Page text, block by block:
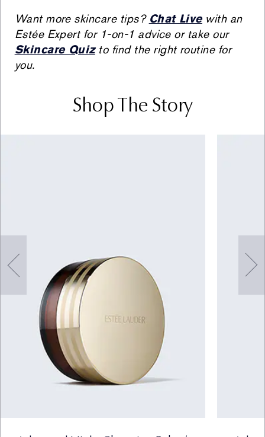
Want more skincare tips? Chat Livewith an
Estée Expert for 1-on-1 advice or take our
Skincare Quizto find the right routine for
you.
Shop The Story
getirilmesi (kimlik, iletişim, müşteri işlem, hukuki işlem
bilgisi) (Hukuki sebep: kanunlarda açıkça öngörülmesi,
sözleşmenin ifası, bir hakkın tesisi, kullanılması ve
korunması için veri işlemenin zorunlu olması)
ii. Perakende satış ve şüpheli işlem kontrolü
yürütülmesi (kimlik, iletişim, müşteri işlem, finans bilgisi)
(Hukuki sebep: meşru menfaat)
geçmişe dönük alışveriş alışkanlıkları ve eğilimleri
analiz edilerek özelleştirilmiş pazarlama faaliyetlerinin
planlanması ve icrasının yönetimi (kimlik, iletişim,
lokasyon, müşteri işlem, mesleki deneyim, pazarlama,
kozmetik ürün kullanım bilgisi, müşteri hobileri, cihaz
mac adresi bilgisi, ağ bilgisi, cihaz bilgisi) (Hukuki
sebep: açık rıza)
v. Reklam/kampanya/promosyon, ürün pazarlama
süreçleri ve iletişim faaliyetlerinin yürütülmesi
kapsamında elektronik ticari iletilerin gönderilmesi
müşteriye özel tek kullanımlık kodlar, telafi kodları,